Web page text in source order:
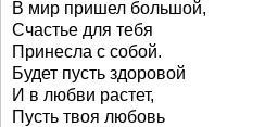
В мир пришел большой,
Счастье для тебя
Принесла с собой.
Будет пусть здоровой
И в любви растет,
Пусть твоя любовь